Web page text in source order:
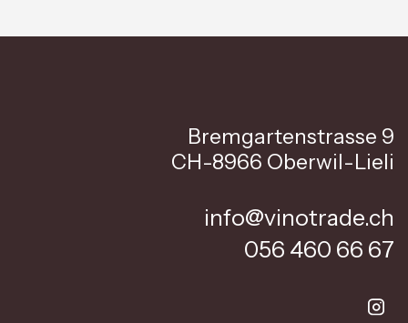
Bremgartenstrasse 9
CH-8966 Oberwil-Lieli
info@vinotrade.ch
056 460 66 67